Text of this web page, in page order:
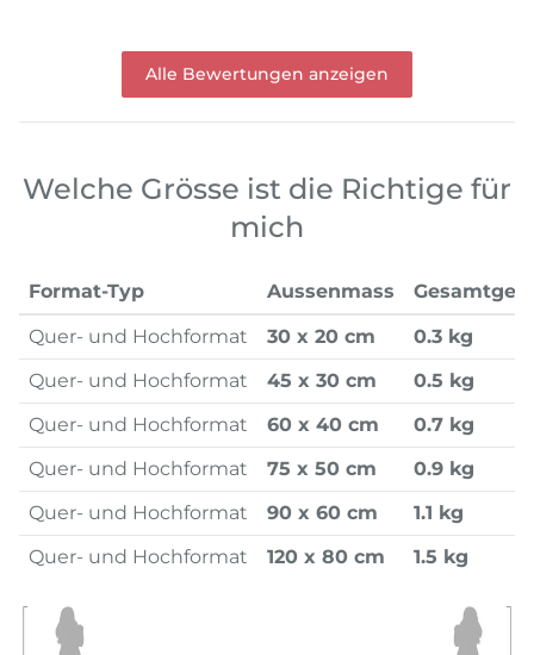
Alle Bewertungen anzeigen
Welche Grösse ist die Richtige für
mich
Format-Typ Aussenmass
Quer- und Hochformat
30 x 20 cm
0.3 kg
Quer- und Hochformat
45 x 30 cm
0.5 kg
Quer- und Hochformat
60 x 40 cm
0.7 kg
Quer- und Hochformat
75 x 50 cm
0.9 kg
Quer- und Hochformat
90 x 60 cm
1.1 kg
Quer- und Hochformat
120 x 80 cm 1.5 kg